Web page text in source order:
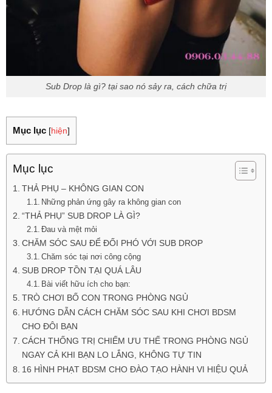
Sub Drop là gì? tại sao nó sảy ra, cách chữa trị
Mục lục [hiện]
Mục lục
THẢ PHỤ – KHÔNG GIAN CON
Những phản ứng gây ra không gian con
“THẢ PHỤ” SUB DROP LÀ GÌ?
Đau và mệt mỏi
CHĂM SÓC SAU ĐỂ ĐỐI PHÓ VỚI SUB DROP
Chăm sóc tại nơi công cộng
SUB DROP TỒN TẠI QUÁ LÂU
Bài viết hữu ích cho bạn:
TRÒ CHƠI BỐ CON TRONG PHÒNG NGỦ
HƯỚNG DẪN CÁCH CHĂM SÓC SAU KHI CHƠI BDSM
CHO ĐÔI BẠN
CÁCH THỐNG TRỊ CHIẾM ƯU THẾ TRONG PHÒNG NGỦ
NGAY CẢ KHI BẠN LO LẮNG, KHÔNG TỰ TIN
16 HÌNH PHẠT BDSM CHO ĐÀO TẠO HÀNH VI HIỆU QUẢ